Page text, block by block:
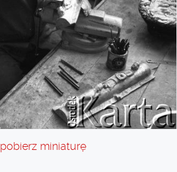
pobierz miniaturę